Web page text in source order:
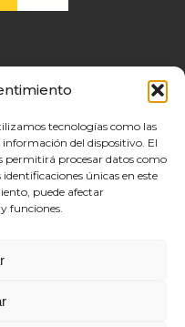
tecnologías como las
del dispositivo. El
permitirá procesar datos como
únicas en este
puede afectar
funciones.